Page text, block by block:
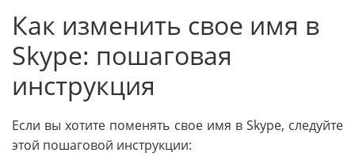
Как изменить свое имя в
Skype: пошаговая
инструкция
Если вы хотите поменять свое имя в Skype, следуйте
этой пошаговой инструкции: